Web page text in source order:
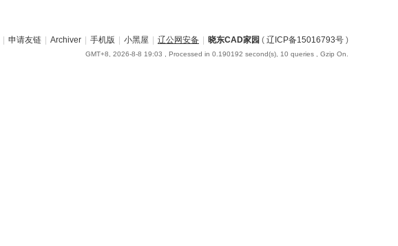
| 申请友链 | Archiver | 手机版 | 小黑屋 | 辽公网安备 | 晓东CAD家园 ( 辽ICP备15016793号 )
GMT+8, 2026-8-8 19:03 , Processed in 0.190192 second(s), 10 queries , Gzip On.